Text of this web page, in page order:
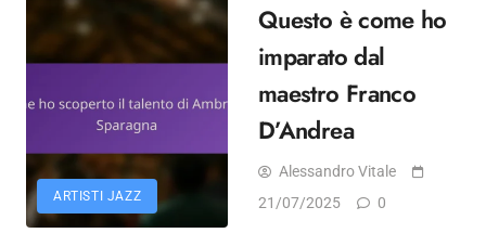
ARTISTI JAZZ
Questo è come ho
imparato dal
maestro Franco
D’Andrea
Alessandro Vitale
21/07/2025
0